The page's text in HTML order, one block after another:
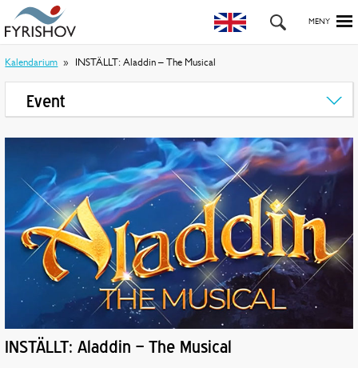
Kalendarium INSTÄLLT: Aladdin – The Musical
Event
INSTÄLLT: Aladdin – The Musical